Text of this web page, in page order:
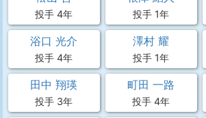
投手 4年 投手 1年
浴口 光介
投手 4年
澤村 耀
投手 1年
田中 翔瑛
投手 3年
町田 一路
投手 4年